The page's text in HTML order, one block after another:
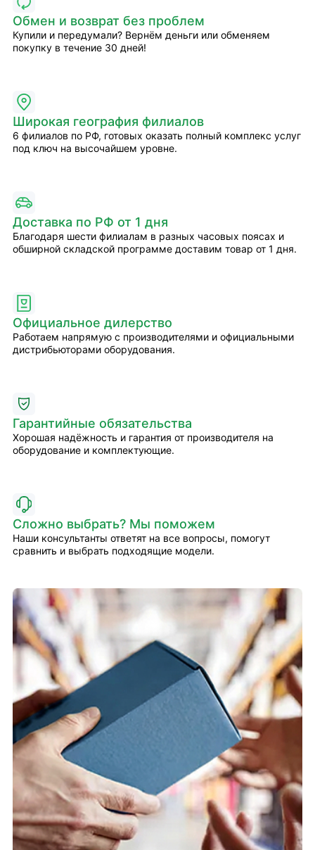
Обмен и возврат без проблем
Купили и передумали? Вернём деньги или обменяем
покупку в течение 30 дней!
Широкая география филиалов
6 филиалов по РФ, готовых оказать полный комплекс услуг
под ключ на высочайшем уровне.
Доставка по РФ от 1 дня
Благодаря шести филиалам в разных часовых поясах и
обширной складской программе доставим товар от 1 дня.
Официальное дилерство
Работаем напрямую с производителями и официальными
дистрибьюторами оборудования.
Гарантийные обязательства
Хорошая надёжность и гарантия от производителя на
оборудование и комплектующие.
Сложно выбрать? Мы поможем
Наши консультанты ответят на все вопросы, помогут
сравнить и выбрать подходящие модели.